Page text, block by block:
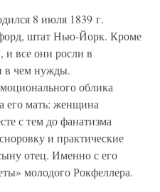
8 июля 1839 г.
штат Нью-Йорк. Кроме
и все они росли в
в чем нужды.
облика
его мать: женщина
с тем до фанатизма
и практические
отец. Именно с его
молодого Рокфеллера.